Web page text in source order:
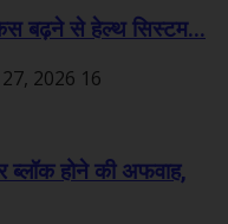
केस बढ़ने से हेल्थ सिस्टम...
27, 2026 16
ब्लॉक होने की अफवाह,